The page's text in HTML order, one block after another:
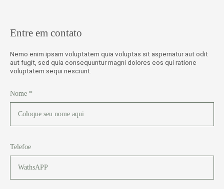
Entre em contato
Nemo enim ipsam voluptatem quia voluptas sit aspernatur aut odit
aut fugit, sed quia consequuntur magni dolores eos qui ratione
voluptatem sequi nesciunt.
Nome *
Telefoe